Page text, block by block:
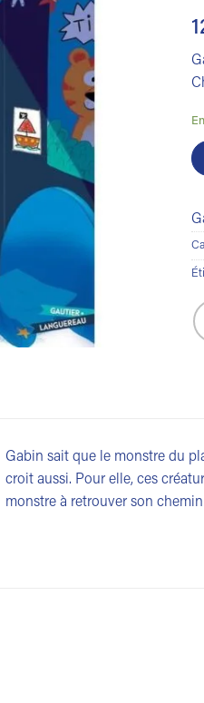
Gabin sait que le monstre du
croit aussi. Pour elle, ces
monstre à retrouver son